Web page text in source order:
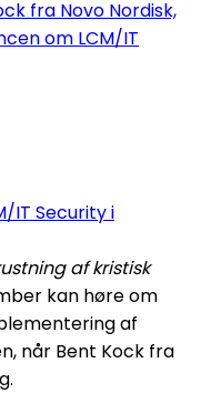
IT Security i
af kristisk
kan høre om
af
når Bent Kock fra